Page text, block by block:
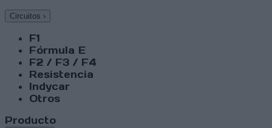
Circuitos ›
F1
Fórmula E
F2 / F3 / F4
Resistencia
Indycar
Otros
Producto